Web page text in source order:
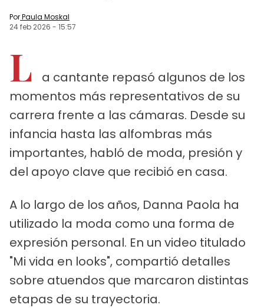
PorPaula Moskal
24 feb 2026 - 15:57
L
a cantante repasó algunos de los
momentos más representativos de su
carrera frente a las cámaras. Desde su
infancia hasta las alfombras más
importantes, habló de moda, presión y
del apoyo clave que recibió en casa.
A lo largo de los años, Danna Paola ha
utilizado la moda como una forma de
expresión personal. En un video titulado
"Mi vida en looks", compartió detalles
sobre atuendos que marcaron distintas
etapas de su trayectoria.